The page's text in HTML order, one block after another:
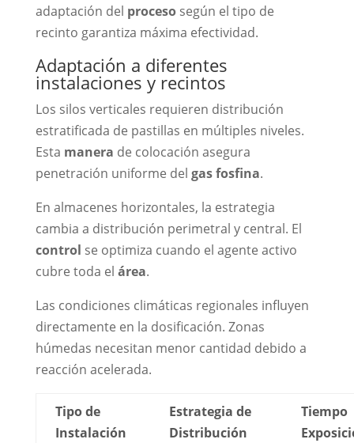
adaptación del procesosegún el tipo de
recinto garantiza máxima efectividad.
Adaptación a diferentes
instalaciones y recintos
Los silos verticales requieren distribución
estratificada de pastillas en múltiples niveles.
Esta manera de colocación asegura
penetración uniforme del gas fosfina.
En almacenes horizontales, la estrategia
cambia a distribución perimetral y central. El
control se optimiza cuando el agente activo
cubre toda el área.
Las condiciones climáticas regionales influyen
directamente en la dosificación. Zonas
húmedas necesitan menor cantidad debido a
reacción acelerada.
Tipo de
Instalación
Estrategia de
Distribución
Tiempo